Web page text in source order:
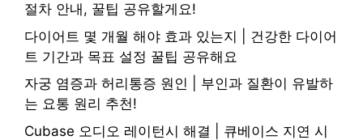
절차 안내, 꿀팁 공유할게요!
다이어트 몇 개월 해야 효과 있는지 | 건강한 다이어
트 기간과 목표 설정 꿀팁 공유해요
자궁 염증과 허리통증 원인 | 부인과 질환이 유발하
는 요통 원리 추천!
Cubase 오디오 레이턴시 해결 | 큐베이스 지연 시